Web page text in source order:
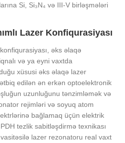
Si, Si₃N₄ və III-V birləşmələri
Lazer Konfiqurasiyası
əks əlaqə
və ya eyni vaxtda
xüsusi əks əlaqə lazer
edilən ən erkən optoelektronik
uzunluğunu tənzimləmək və
rejimləri və soyuq atom
bağlamaq üçün elektrik
tezlik sabitləşdirmə texnikası
lazer rezonatoru real vaxt